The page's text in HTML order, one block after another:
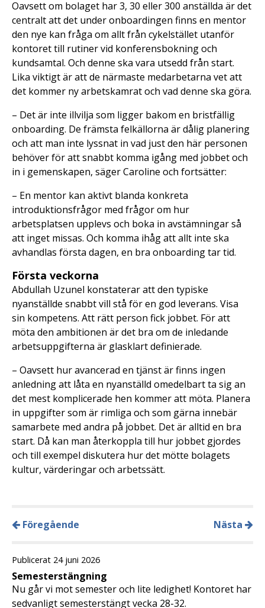
Oavsett om bolaget har 3, 30 eller 300 anställda är det
centralt att det under onboardingen finns en mentor
den nye kan fråga om allt från cykelstället utanför
kontoret till rutiner vid konferensbokning och
kundsamtal. Och denne ska vara utsedd från start.
Lika viktigt är att de närmaste medarbetarna vet att
det kommer ny arbetskamrat och vad denne ska göra.
– Det är inte illvilja som ligger bakom en bristfällig
onboarding. De främsta felkällorna är dålig planering
och att man inte lyssnat in vad just den här personen
behöver för att snabbt komma igång med jobbet och
in i gemenskapen, säger Caroline och fortsätter:
– En mentor kan aktivt blanda konkreta
introduktionsfrågor med frågor om hur
arbetsplatsen upplevs och boka in avstämningar så
att inget missas. Och komma ihåg att allt inte ska
avhandlas första dagen, en bra onboarding tar tid.
Första veckorna
Abdullah Uzunel konstaterar att den typiske
nyanställde snabbt vill stå för en god leverans. Visa
sin kompetens. Att rätt person fick jobbet. För att
möta den ambitionen är det bra om de inledande
arbetsuppgifterna är glasklart definierade.
– Oavsett hur avancerad en tjänst är finns ingen
anledning att låta en nyanställd omedelbart ta sig an
det mest komplicerade hen kommer att möta. Planera
in uppgifter som är rimliga och som gärna innebär
samarbete med andra på jobbet. Det är alltid en bra
start. Då kan man återkoppla till hur jobbet gjordes
och till exempel diskutera hur det mötte bolagets
kultur, värderingar och arbetssätt.
Föregående Nästa
Publicerat 24 juni 2026
Semesterstängning
Nu går vi mot semester och lite ledighet! Kontoret har
sedvanligt semesterstängt vecka 28-32.